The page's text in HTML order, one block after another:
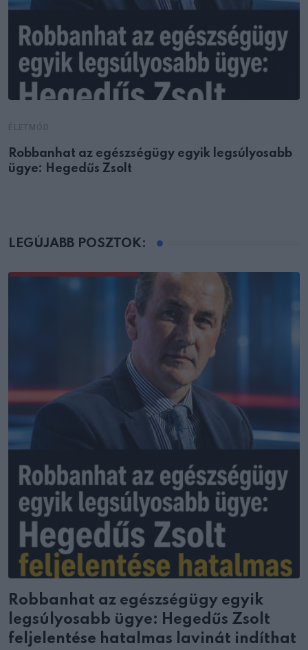
Robbanhat az egészségügy egyik legsúlyosabb
ügye: Hegedűs Zsolt
LEGÚJABB POSZTOK:
Robbanhat az egészségügy egyik
legsúlyosabb ügye: Hegedűs Zsolt
feljelentése hatalmas lavinát indíthat